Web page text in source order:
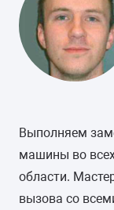
Выполняем
машины во
области.
вызова со